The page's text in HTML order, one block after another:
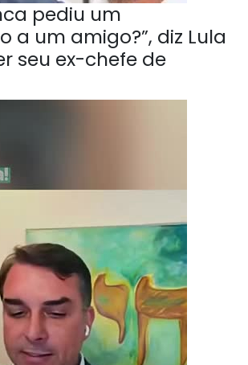
pediu um
a um amigo?”, diz Lula
seu ex-chefe de